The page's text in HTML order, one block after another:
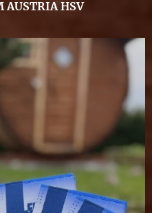
AUSTRIA HSV